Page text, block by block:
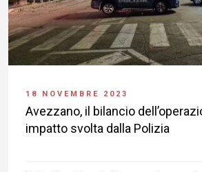
18 NOVEMBRE 2023
Avezzano, il bilancio
impatto svolta dalla Polizia